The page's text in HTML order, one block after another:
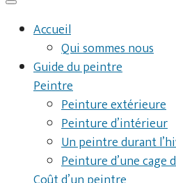
Accueil
Qui sommes nous
Guide du peintre
Peintre
Peinture extérieure
Peinture d’intérieur
Un peintre durant
Peinture d’une cage